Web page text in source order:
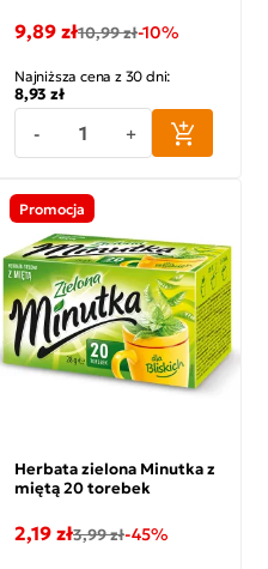
9,89 zł10,99 zł-10%
Najniższa cena z 30 dni:
8,93 zł
- +
Promocja
Herbata zielona Minutka z
miętą 20 torebek
2,19 zł3,99 zł-45%